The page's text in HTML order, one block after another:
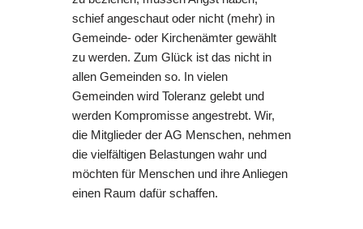
schief angeschaut oder nicht (mehr) in
Gemeinde- oder Kirchenämter gewählt
zu werden. Zum Glück ist das nicht in
allen Gemeinden so. In vielen
Gemeinden wird Toleranz gelebt und
werden Kompromisse angestrebt. Wir,
die Mitglieder der AG Menschen, nehmen
die vielfältigen Belastungen wahr und
möchten für Menschen und ihre Anliegen
einen Raum dafür schaffen.